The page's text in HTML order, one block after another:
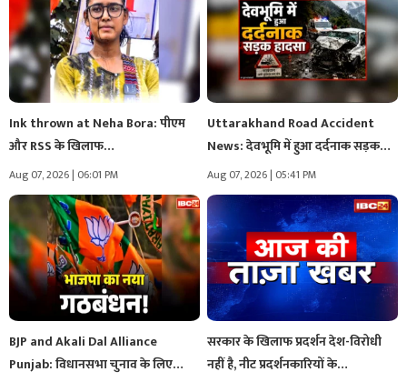
Ink thrown at Neha Bora: पीएम
और RSS के खिलाफ…
Aug 07, 2026 | 06:01 PM
Uttarakhand Road Accident
News: देवभूमि में हुआ दर्दनाक सड़क
हादसा,…
Aug 07, 2026 | 05:41 PM
BJP and Akali Dal Alliance
Punjab: विधानसभा चुनाव के लिए…
सरकार के खिलाफ प्रदर्शन देश-विरोधी
नहीं है, नीट प्रदर्शनकारियों के…